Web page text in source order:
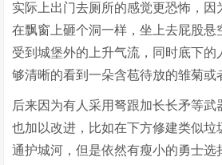
实际上出门去厕所的感觉更恐怖，因
在飘窗上砸个洞一样，坐上去屁股悬
受到城堡外的上升气流，同时底下的
够清晰的看到一朵含苞待放的雏菊或
后来因为有人采用弩跟加长长矛等
也加以改进，比如在下方修建类似垃
通护城河，但是依然有瘦小的勇士选